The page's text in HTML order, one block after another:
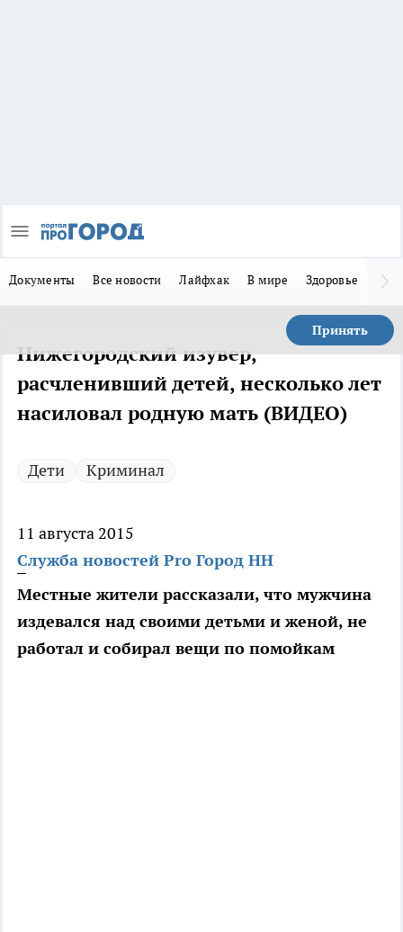
Документы Все новости Лайфхак В мире Здоровье
Принять
Нижегородский изувер,
расчленивший детей, несколько лет
насиловал родную мать (ВИДЕО)
Дети Криминал
11 августа 2015
Служба новостей Pro Город НН
Местные жители рассказали, что мужчина
издевался над своими детьми и женой, не
работал и собирал вещи по помойкам